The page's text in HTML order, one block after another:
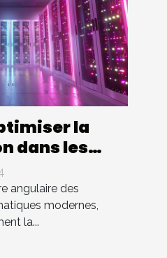
la
dans les
angulaire des
modernes,
la...